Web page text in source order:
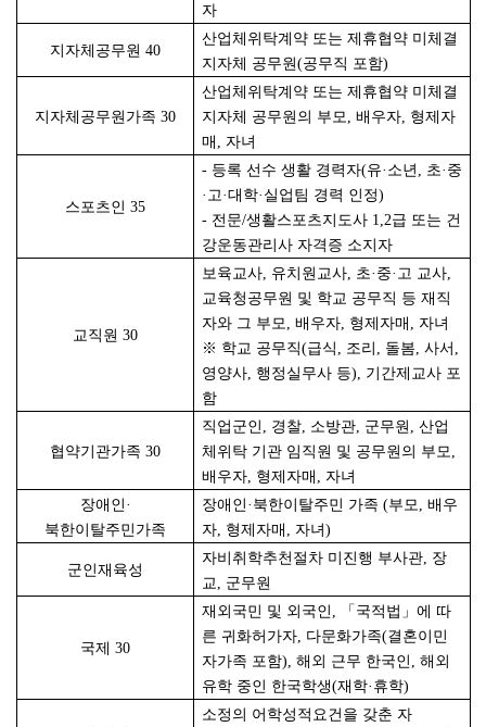
자
지자체공무원 40
산업체위탁계약 또는 제휴협약 미체결
지자체 공무원(공무직 포함)
지자체공무원가족 30
산업체위탁계약 또는 제휴협약 미체결
지자체 공무원의 부모, 배우자, 형제자
매, 자녀
스포츠인 35
- 등록 선수 생활 경력자(유·소년, 초·중
·고·대학·실업팀 경력 인정)
- 전문/생활스포츠지도사 1,2급 또는 건
강운동관리사 자격증 소지자
교직원 30
보육교사, 유치원교사, 초·중·고 교사,
교육청공무원 및 학교 공무직 등 재직
자와 그 부모, 배우자, 형제자매, 자녀
※ 학교 공무직(급식, 조리, 돌봄, 사서,
영양사, 행정실무사 등), 기간제교사 포
함
협약기관가족 30
직업군인, 경찰, 소방관, 군무원, 산업
체위탁 기관 임직원 및 공무원의 부모,
배우자, 형제자매, 자녀
장애인·
북한이탈주민가족
장애인·북한이탈주민 가족 (부모, 배우
자, 형제자매, 자녀)
군인재육성
자비취학추천절차 미진행 부사관, 장
교, 군무원
국제 30
재외국민 및 외국인, 「국적법」에 따
른 귀화허가자, 다문화가족(결혼이민
자가족 포함), 해외 근무 한국인, 해외
유학 중인 한국학생(재학·휴학)
소정의 어학성적요건을 갖춘 자